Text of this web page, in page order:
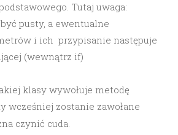
Tutaj uwaga:
pusty, a ewentualne
i ich przypisanie następuje
(wewnątrz if)
klasy wywołuje metodę
wcześniej zostanie zawołane
czynić cuda.